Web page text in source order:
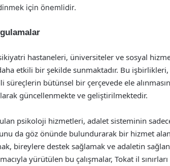
için önemlidir.
hastaneleri, üniversiteler ve sosyal
etkili bir şekilde sunmaktadır. Bu işbirlikleri,
süreçlerin bütünsel bir çerçevede ele
güncellenmekte ve geliştirilmektedir.
psikoloji hizmetleri, adalet sisteminin
da göz önünde bulundurarak bir hizmet
bireylere destek sağlamak ve adaletin
yürütülen bu çalışmalar, Tokat il